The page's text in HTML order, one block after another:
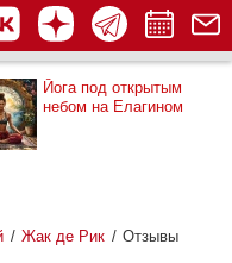
Йога под открытым
небом на Елагином
Жак де Рик Отзывы